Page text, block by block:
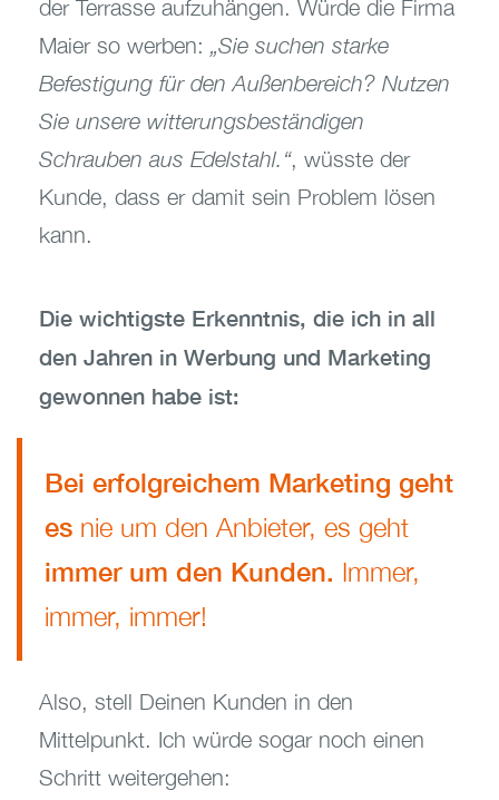
der Terrasse aufzuhängen. Würde die Firma
Maier so werben: „Sie suchen starke
Befestigung für den Außenbereich? Nutzen
Sie unsere witterungsbeständigen
Schrauben aus Edelstahl.“, wüsste der
Kunde, dass er damit sein Problem lösen
kann.
Die wichtigste Erkenntnis, die ich in all
den Jahren in Werbung und Marketing
gewonnen habe ist:
Bei erfolgreichem Marketing geht
es nie um den Anbieter, es geht
immer um den Kunden. Immer,
immer, immer!
Also, stell Deinen Kunden in den
Mittelpunkt. Ich würde sogar noch einen
Schritt weitergehen: